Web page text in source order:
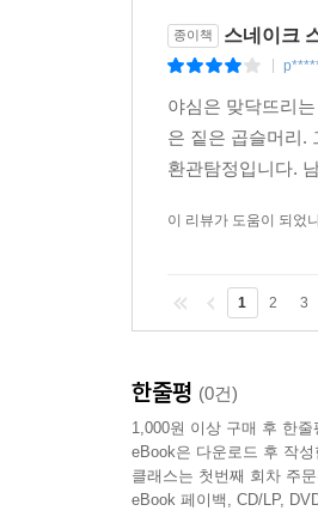
종이책 스네이크
야심은 맞닥뜨리
은 짙은 곱슬머리.
환관탐정입니다.
이 리뷰가 도움이 되었
1 2 3
한줄평 (0건)
1,000원 이상 구매 후 한줄
eBook은 다운로드 후 작
클래스는 첫번째 회차 주
eBook 페이백, CD/LP,